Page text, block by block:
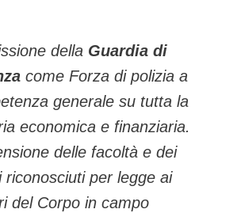
della Guardia di
come Forza di polizia a
generale su tutta la
economica e finanziaria.
delle facoltà e dei
riconosciuti per legge ai
del Corpo in campo